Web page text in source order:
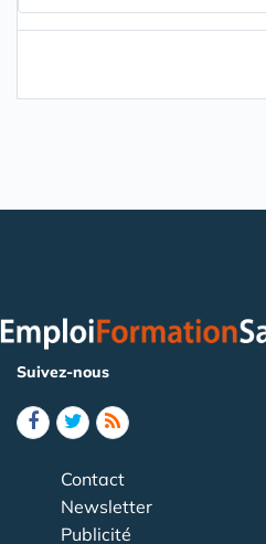
Suivez-nous
Contact
Newsletter
Publicité